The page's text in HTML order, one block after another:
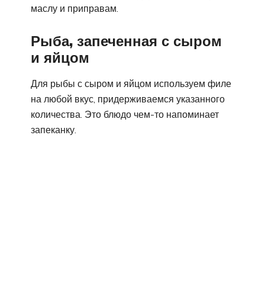
маслу и приправам.
Рыба, запеченная с сыром
и яйцом
Для рыбы с сыром и яйцом используем филе
на любой вкус, придерживаемся указанного
количества. Это блюдо чем-то напоминает
запеканку.